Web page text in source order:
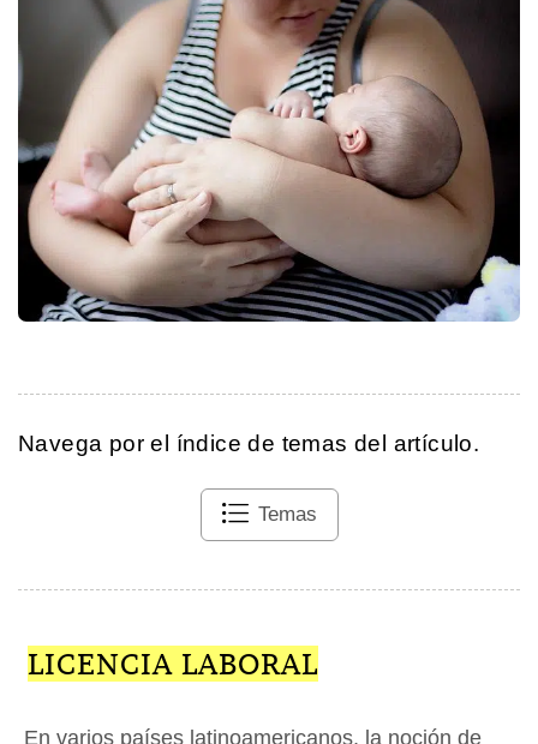
Navega por el índice de temas del artículo.
Temas
LICENCIA LABORAL
En varios países latinoamericanos, la noción de